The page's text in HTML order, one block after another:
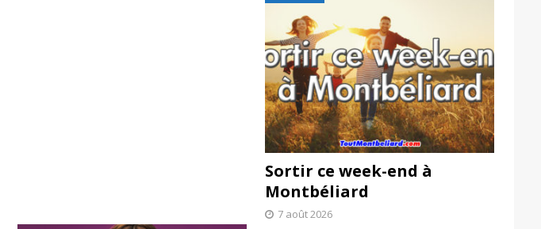
Sortir ce week-end à
Montbéliard
7 août 2026